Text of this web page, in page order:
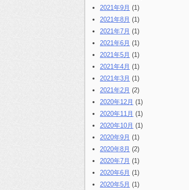
2021年9月 (1)
2021年8月 (1)
2021年7月 (1)
2021年6月 (1)
2021年5月 (1)
2021年4月 (1)
2021年3月 (1)
2021年2月 (2)
2020年12月 (1)
2020年11月 (1)
2020年10月 (1)
2020年9月 (1)
2020年8月 (2)
2020年7月 (1)
2020年6月 (1)
2020年5月 (1)